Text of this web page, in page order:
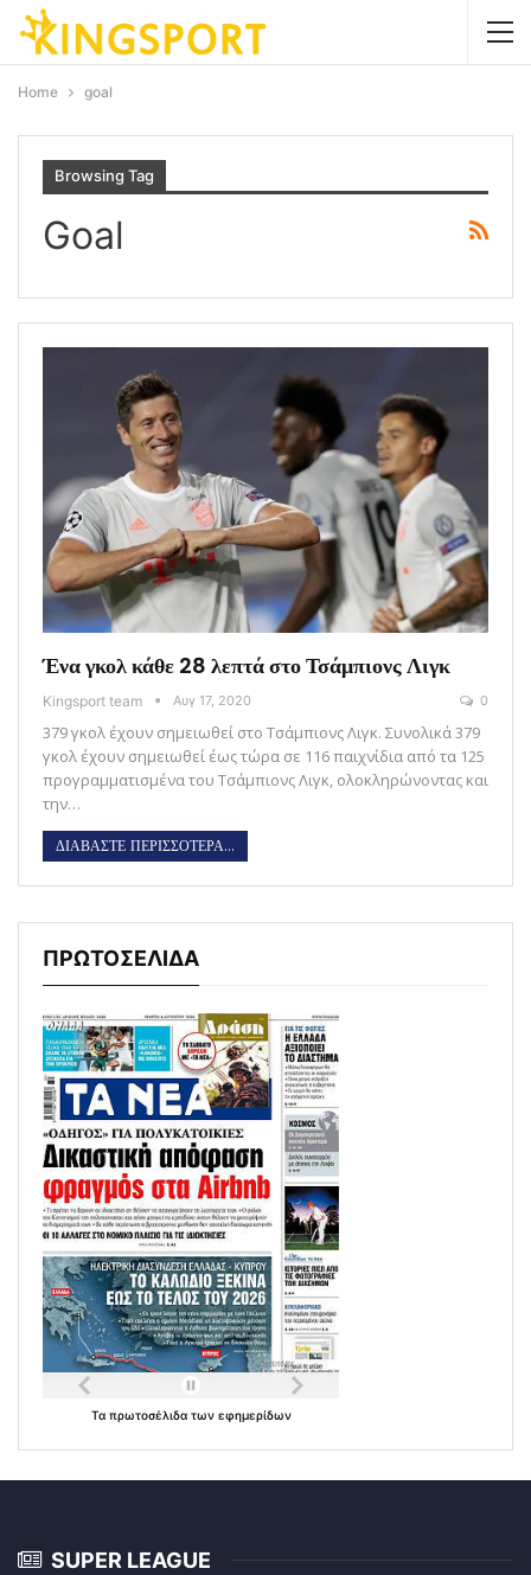
Home goal
Browsing Tag
Goal
Ένα γκολ κάθε 28 λεπτά στο Τσάμπιονς Λιγκ
Kingsport team Αυγ 17, 2020 0
379 γκολ έχουν σημειωθεί στο Τσάμπιονς Λιγκ. Συνολικά 379
γκολ έχουν σημειωθεί έως τώρα σε 116 παιχνίδια από τα 125
προγραμματισμένα του Τσάμπιονς Λιγκ, ολοκληρώνοντας και
την…
ΔΙΑΒΑΣΤΕ ΠΕΡΙΣΣΟΤΕΡΑ...
ΠΡΩΤΟΣΕΛΙΔΑ
Τα πρωτοσέλιδα των εφημερίδων
SUPER LEAGUE